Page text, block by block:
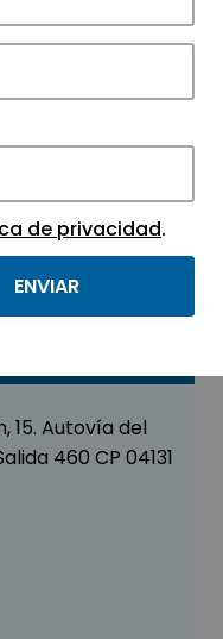
impulsan la
APTE.
15. Autovía del
460 CP 04131
de privacidad.